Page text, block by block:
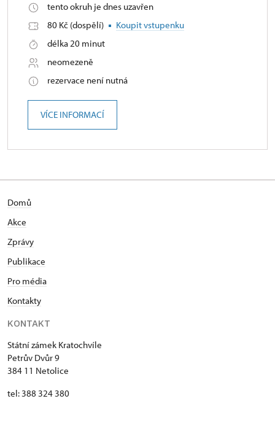
tento okruh je dnes uzavřen
80 Kč (dospělí)
Koupit vstupenku
délka 20 minut
neomezeně
rezervace není nutná
VÍCE INFORMACÍ
Domů
Akce
Zprávy
Publikace
Pro média
Kontakty
KONTAKT
Státní zámek Kratochvíle
Petrův Dvůr 9
384 11 Netolice
tel: 388 324 380